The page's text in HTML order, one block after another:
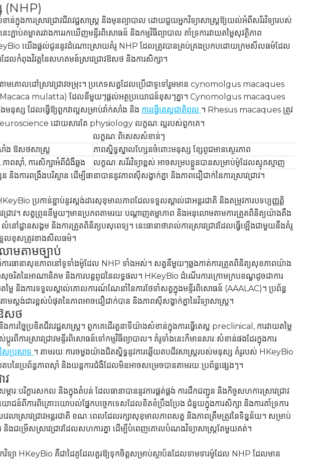
(NHP)
ការស្រាវជ្រាវជីវវេជ្ជសាស្ត្រ និងមុនព្យាបាល ដោយជួយអ្នកវិទ្យាសាស្ត្រឱ្យយល់អំពីសរីរវិទ្យារបស់
ជាប់គម្លាតរវាងការរកឃើញមន្ទីរពិសោធន៍ និងកម្មវិធីព្យាបាល គាំទ្រការវាយតម្លៃសុវត្ថិភាព
យើងផ្តល់ជូននូវដំណោះស្រាយគំរូ NHP ដែលត្រូវបានគ្រប់គ្រងប្រកបដោយក្រមសីលធម៌ដែល
ែលកំពុងវិវត្តនៃសហគមន៍ស្រាវជ្រាវឱសថ និងការសិក្សា។
គោលដៅស្រាវជ្រាវចម្រុះ។ ប្រភេទសត្វដែលប្រើជាទូទៅរួមមាន cynomolgus macaques
mulatta) ដែលនីមួយៗផ្តល់អត្ថប្រយោជន៍ខុសៗគ្នា។ Cynomolgus macaques
មនុស្ស ដែលធ្វើឱ្យពួកវាល្អសម្រាប់វ៉ាក់សាំង និង ការធ្វើតេស្តជាតិពុល ។ Rhesus macaques ត្រូវ
ដោយសារតែ physiology លក្ខណៈល្អរបស់ពួកគេ។
លក្ខណៈពិសេសសំខាន់ៗ
សាំង ឱសថសាស្ត្រ
ភាពស្និទ្ធស្នាលហ្សែនចំពោះមនុស្ស ខ្សែពូជមានស្ថេរភាព
ាពស៊ាំ, ការសិក្សាអំពីជំងឺឆ្លង
លក្ខណៈសរីរវិទ្យាខ្ពស់ អាចសម្របខ្លួនបានសម្រាប់ម៉ូដែលស្មុគស្មាញ
ារពង្រឹងបរិស្ថាន ដើម្បីធានាបាននូវភាពស៊ីសង្វាក់គ្នា និងភាពជឿជាក់នៃការស្រាវជ្រាវ។
ប្រកាន់ខ្ជាប់នូវស្តង់ដារសុខុមាលភាពដែលទទួលស្គាល់ជាអន្តរជាតិ និងតម្រូវការបទប្បញ្ញត្តិ
វជ្រាវ។ សត្វព្រូននីមួយៗមានប្រភពតាមរយៈបណ្តាញតម្លាភាព និងអនុលោមតាមការត្រួតពិនិត្យយ៉ាងតឹង
ដ្ឋានសង្គម និងការត្រួតពិនិត្យបសុពេទ្យ។ នេះធានាថារាល់ការស្រាវជ្រាវដែលធ្វើឡើងជាមួយនឹងគំរូ
ទួលខុសត្រូវខាងសីលធម៌។
មតាមច្បាប់
ារធានាសុខភាពនៅទូទាំងម៉ូដែល NHP ទាំងអស់។ សត្វនីមួយៗឆ្លងកាត់ការត្រួតពិនិត្យសុខភាពយ៉ាង
ពសុចរិតនៃអាណានិគម និងការបន្តពូជនៃលទ្ធផល។ HKeyBio ដំណើរការក្រោមក្របខណ្ឌដូចជាការ
លៃ និងការទទួលស្គាល់គោលការណ៍ណែនាំនៃការថែទាំសត្វក្នុងមន្ទីរពិសោធន៍ (AAALAC)។ ប្រព័ន្ធ
តង់ដារខ្ពស់បំផុតនៃភាពអាចជឿជាក់បាន និងភាពស៊ីសង្វាក់គ្នានៃវិទ្យាសាស្ត្រ។
ឱសថ
ច្នៃប្រឌិតជីវវេជ្ជសាស្ត្រ។ ពួកគេដើរតួនាទីយ៉ាងសំខាន់ក្នុងការធ្វើតេស្ត preclinical, ការវាយតម្លៃ
ការស្រាវជ្រាវមន្ទីរពិសោធន៍ទៅកម្មវិធីព្យាបាល។ គំរូទាំងនេះក៏មានសារៈសំខាន់ផងដែរក្នុងការ
សៃប្រសាទ ។ តាមរយៈការចម្លងយ៉ាងជិតស្និទ្ធនូវការឆ្លើយតបជីវសាស្រ្តរបស់មនុស្ស គំរូរបស់ HKeyBio
យតបនៃប្រព័ន្ធភាពស៊ាំ និងយន្តការជំងឺដែលមិនអាចសម្រេចបានតាមរយៈប្រព័ន្ធផ្សេងៗ។
វ
ៈបរិក្ខារសកល និងក្នុងតំបន់ ដែលធានាបាននូវការផ្គត់ផ្គង់ ការដឹកជញ្ជូន និងកិច្ចសហការស្រាវជ្រាវ
ពីការពិគ្រោះយោបល់ផ្នែកបច្ចេកទេសដែលខិតខំប្រឹងប្រែង ជំនួយក្នុងការសិក្សា និងការគាំទ្រការ
េលាស្រាវជ្រាវអន្តរជាតិ ខណៈពេលដែលរក្សាសុខុមាលភាពសត្វ និងភាពត្រឹមត្រូវនៃទិន្នន័យ។ សម្រាប់
និងជម្រើសស្រាវជ្រាវដែលសហការគ្នា ដើម្បីបំពេញគោលបំណងវិទ្យាសាស្ត្រតែមួយគត់។
េកវិទ្យា HKeyBio គឺជាដៃគូដែលគួរឱ្យទុកចិត្តសម្រាប់ស្ថាប័នដែលទាមទារម៉ូដែល NHP ដែលមាន